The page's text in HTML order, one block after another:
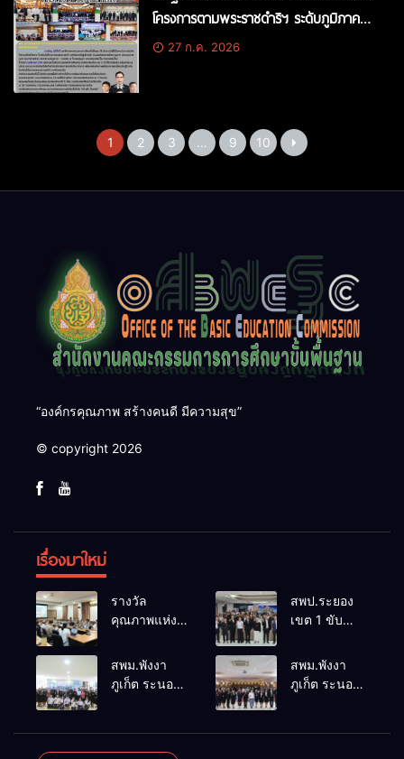
โครงการตามพระราชดำริฯ ระดับภูมิภาค
ภาคเหนือ มุ่งพัฒนาศักยภาพเด็กและ
27 ก.ค. 2026
1 2 3 … 9 10
“องค์กรคุณภาพ สร้างคนดี มีความสุข”
© copyright 2026
เรื่องมาใหม่
รางวัล
คุณภาพแห่ง
ป้องกันควบคุม
โรคและภัย
สุขภาพ
สพป.ระยอง
เขต 1 ขับ
สร้างสรรค์
ปันสุข” เสริม
พลังผู้นำ
สถานศึกษา
สพม.พังงา
ภูเก็ต ระนอง
สพม.พังงา
ภูเก็ต ระนอง